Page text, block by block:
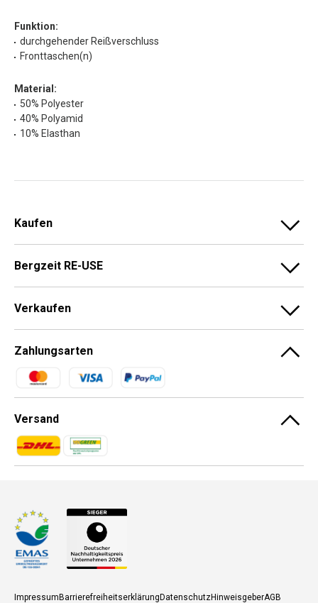
Funktion:
durchgehender Reißverschluss
Fronttaschen(n)
Material:
50% Polyester
40% Polyamid
10% Elasthan
Kaufen
Bergzeit RE-USE
Verkaufen
Zahlungsarten
Zahlungsmethoden
Versand
Zahlungsmethoden
Zahlungsmethoden
ImpressumBarrierefreiheitserklärungDatenschutzHinweisgeberAGB